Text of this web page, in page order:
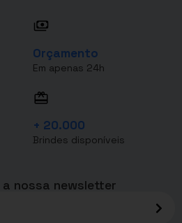
Orçamento
Em apenas 24h
+ 20.000
Brindes disponíveis
nossa newsletter